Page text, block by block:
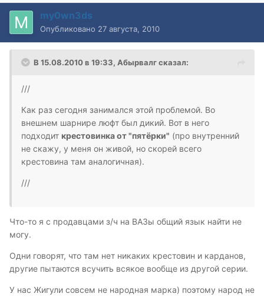
my0wn3ds
Опубликовано 27 августа, 2010
В 15.08.2010 в 19:33, Абырвалг сказал:
///
Как раз сегодня занимался этой проблемой. Во
внешнем шарнире люфт был дикий. Вот в него
подходит крестовинка от "пятёрки" (про внутренний
не скажу, у меня он живой, но скорей всего
крестовина там аналогичная).
///
Что-то я с продавцами з/ч на ВАЗы общий язык найти не
могу.
Одни говорят, что там нет никаких крестовин и карданов,
другие пытаются всучить всякое вообще из другой серии.
У нас Жигули совсем не народная марка) поэтому народ не